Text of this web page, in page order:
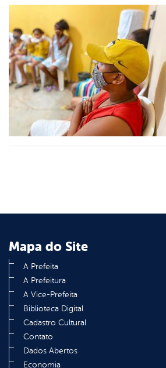
Mapa do Site
A Prefeita
A Prefeitura
A Vice-Prefeita
Biblioteca Digital
Cadastro Cultural
Contato
Dados Abertos
Economia